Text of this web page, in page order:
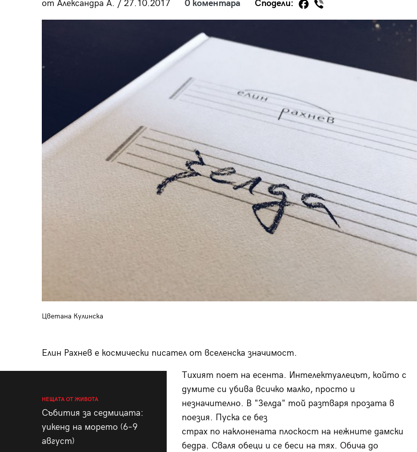
от Александра А. / 27.10.2017 0 коментара Сподели:
Цветана Кулинска
Елин Рахнев е космически писател от вселенска значимост.
НЕЩАТА ОТ ЖИВОТА
Събития за седмицата:
уикенд на морето (6–9
август)
Тихият поет на есента. Интелектуалецът, който с
думите си убива всичко малко, просто и
незначително. В "Зелда" той разтваря прозата в
поезия. Пуска се без
страх по наклонената плоскост на нежните дамски
бедра. Сваля обеци и се беси на тях. Обича до
28/29